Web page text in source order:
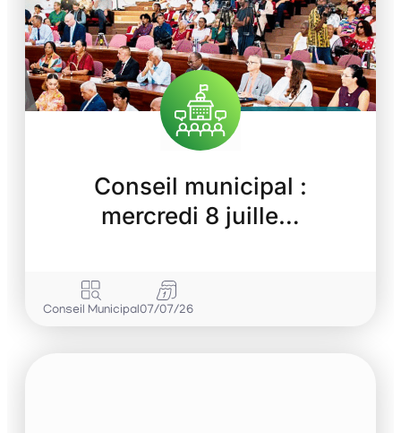
Conseil municipal :
mercredi 8 juille…
Conseil Municipal07/07/26